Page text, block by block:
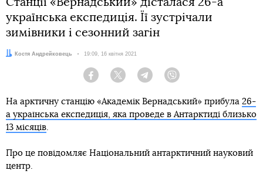
Станції «Вернадський» дісталася 26-а
українська експедиція. Її зустрічали
зимівники і сезонний загін
Автор:Костя Андрейковець Дата:
19:09, 16 квітня 2021
Facebook Twitter Telegram
На арктичну станцію «Академік Вернадський» прибула 26-
а українська експедиція, яка проведе в Антарктиді близько
13 місяців.
Про це повідомляє Національний антарктичний науковий
центр.